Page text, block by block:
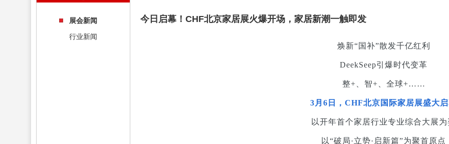
展会新闻
行业新闻
今日启幕！CHF北京家居展火爆开场，家居新潮一触即发
焕新“国补”散发千亿红利
DeekSeep引爆时代变革
整+、智+、全球+……
3月6日，CHF北京国际家居展盛大
以开年首个家居行业专业综合大展为
以“破局·立势·启新篇”为聚首原点